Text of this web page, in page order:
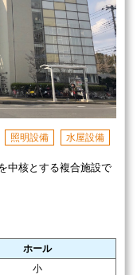
照明設備 水屋設備
中核とする複合施設で
ホール
小